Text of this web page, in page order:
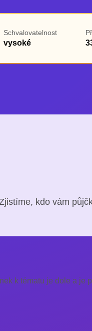
Schvalovatelnost
vysoké
kdo vám
k tématu je dole a je